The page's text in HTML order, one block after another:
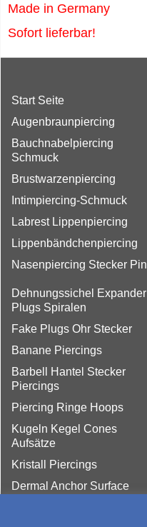
Made in Germany
Sofort lieferbar!
Start Seite
Augenbraunpiercing
Bauchnabelpiercing
Schmuck
Brustwarzenpiercing
Intimpiercing-Schmuck
Labrest Lippenpiercing
Lippenbändchenpiercing
Nasenpiercing Stecker Pin
Dehnungssichel Expander
Plugs Spiralen
Fake Plugs Ohr Stecker
Banane Piercings
Barbell Hantel Stecker
Piercings
Piercing Ringe Hoops
Kugeln Kegel Cones
Aufsätze
Kristall Piercings
Dermal Anchor Surface